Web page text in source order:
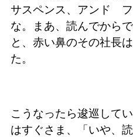
サスペンス、アンド
な。まあ、読んでから
と、赤い鼻のその社長
た。
こうなったら逡巡して
はすぐさま、「いや、